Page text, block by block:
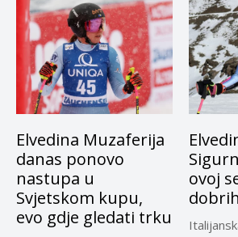
Elvedina Muzaferija
danas ponovo
nastupa u
Svjetskom kupu,
evo gdje gledati trku
ovoj